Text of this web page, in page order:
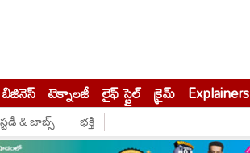
బిజినెస్‌ టెక్నాలజీ లైఫ్ స్టైల్ క్రైమ్ Explainers
స్టడీ & జాబ్స్ భక్తి